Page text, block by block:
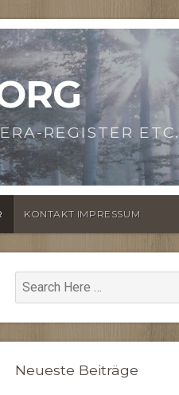
REGISTER ETC.
KONTAKT IMPRESSUM
Neueste Beiträge